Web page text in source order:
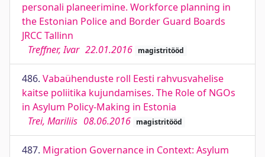
personali planeerimine. Workforce planning in
the Estonian Police and Border Guard Boards
JRCC Tallinn
Treffner, Ivar 22.01.2016 magistritööd
486. Vabaühenduste roll Eesti rahvusvahelise
kaitse poliitika kujundamises. The Role of NGOs
in Asylum Policy-Making in Estonia
Trei, Mariliis 08.06.2016 magistritööd
487. Migration Governance in Context: Asylum